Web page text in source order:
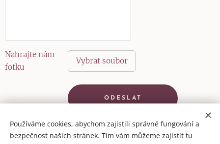
Nahrajte nám
fotku
Vybrat soubor
ODESLAT
Používáme cookies, abychom zajistili správné fungování a
bezpečnost našich stránek. Tím vám můžeme zajistit tu